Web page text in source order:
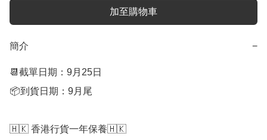
加至購物車
簡介 −
📆截單日期：9月25日
📦到貨日期：9月尾
🇭🇰 香港行貨一年保養🇭🇰